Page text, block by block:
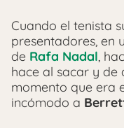
Cuando el tenista
presentadores, en
de Rafa Nadal,
hace al sacar y de
momento que era
incómodo a